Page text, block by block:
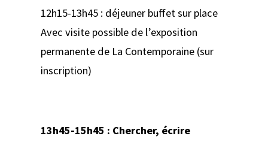
12h15-13h45 : déjeuner buffet sur place
Avec visite possible de l’exposition
permanente de La Contemporaine (sur
inscription)
13h45-15h45 : Chercher, écrire